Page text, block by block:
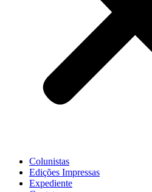
Colunistas
Edições Impressas
Expediente